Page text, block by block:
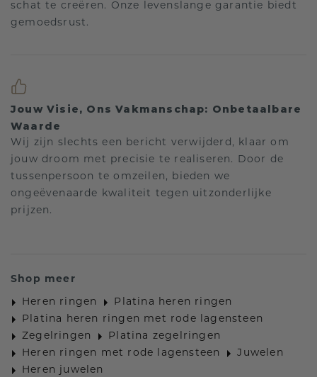
schat te creëren. Onze levenslange garantie biedt
gemoedsrust.
Jouw Visie, Ons Vakmanschap: Onbetaalbare
Waarde
Wij zijn slechts een bericht verwijderd, klaar om
jouw droom met precisie te realiseren. Door de
tussenpersoon te omzeilen, bieden we
ongeëvenaarde kwaliteit tegen uitzonderlijke
prijzen.
Shop meer
Heren ringen
Platina heren ringen
Platina heren ringen met rode lagensteen
Zegelringen
Platina zegelringen
Heren ringen met rode lagensteen
Juwelen
Heren juwelen